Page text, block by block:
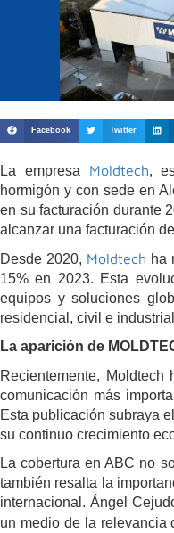
Facebook Twitter
La empresa Moldtech,
hormigón y con sede en
en su facturación durante
alcanzar una facturación
Desde 2020, Moldtech ha
15% en 2023. Esta
equipos y soluciones
residencial, civil e
La aparición de
Recientemente,
comunicación más
Esta publicación subraya
su continuo crecimiento
La cobertura en ABC no
también resalta la
internacional. Ángel
un medio de la relevancia